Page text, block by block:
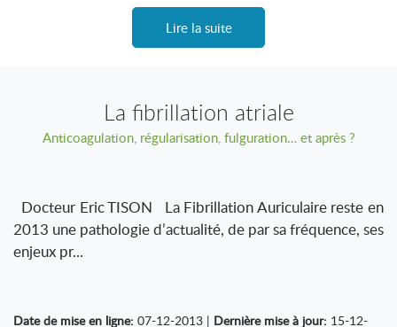
Lire la suite
La fibrillation atriale
Anticoagulation, régularisation, fulguration… et après ?
Docteur Eric TISON La Fibrillation Auriculaire reste en
2013 une pathologie d’actualité, de par sa fréquence, ses
enjeux pr...
Date de mise en ligne: 07-12-2013 | Dernière mise à jour: 15-12-